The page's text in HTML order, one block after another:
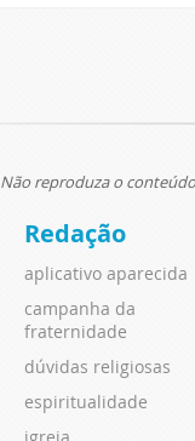
Não reproduza o
Redação
aplicativo aparecida
campanha da
fraternidade
dúvidas religiosas
espiritualidade
igreja